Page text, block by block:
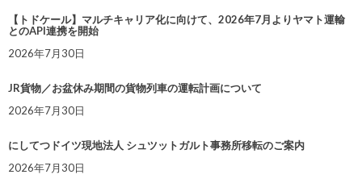
【トドケール】マルチキャリア化に向けて、2026年7月よりヤマト運輸
とのAPI連携を開始
2026年7月30日
JR貨物／お盆休み期間の貨物列車の運転計画について
2026年7月30日
にしてつドイツ現地法人 シュツットガルト事務所移転のご案内
2026年7月30日